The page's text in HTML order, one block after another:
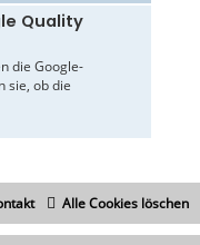
Quality
die Google-
sie, ob die
Alle Cookies löschen